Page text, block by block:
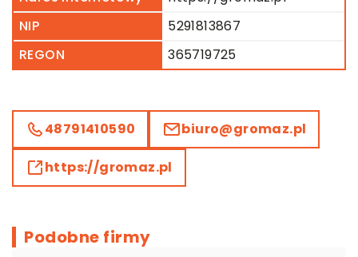
NIP
5291813867
REGON
365719725
48791410590 biuro@gromaz.pl
https://gromaz.pl
Podobne firmy